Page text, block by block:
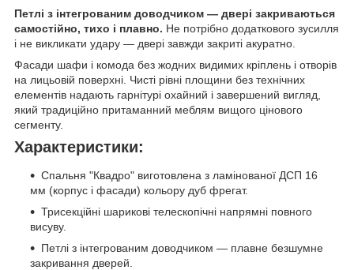
Петлі з інтегрованим доводчиком — двері закриваються
самостійно, тихо і плавно. Не потрібно додаткового зусилля
і не викликати удару — двері завжди закриті акуратно.
Фасади шафи і комода без жодних видимих ​​кріплень і отворів
на лицьовій поверхні. Чисті рівні площини без технічних
елементів надають гарнітурі охайний і завершений вигляд,
який традиційно притаманний меблям вищого цінового
сегменту.
Характеристики:
Спальня "Квадро" виготовлена ​​з ламінованої ДСП 16
мм (корпус і фасади) кольору дуб фрегат.
Трисекційні шарикові телескопічні напрямні повного
висуву.
Петлі з інтегрованим доводчиком — плавне безшумне
закривання дверей.